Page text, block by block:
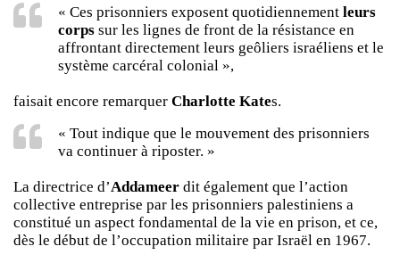
« Ces prisonniers exposent quotidiennement leurs
corps sur les lignes de front de la résistance en
affrontant directement leurs geôliers israéliens et le
système carcéral colonial »,
faisait encore remarquer Charlotte Kates.
« Tout indique que le mouvement des prisonniers
va continuer à riposter. »
La directrice d’Addameer dit également que l’action
collective entreprise par les prisonniers palestiniens a
constitué un aspect fondamental de la vie en prison, et ce,
dès le début de l’occupation militaire par Israël en 1967.